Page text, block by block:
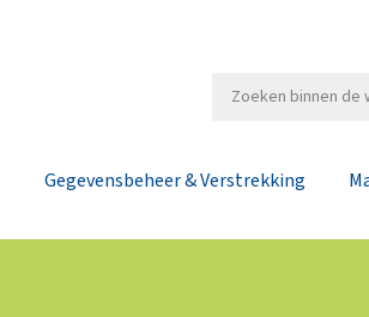
Gegevensbeheer & Verstrekking